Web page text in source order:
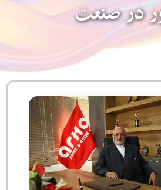
در صنعت